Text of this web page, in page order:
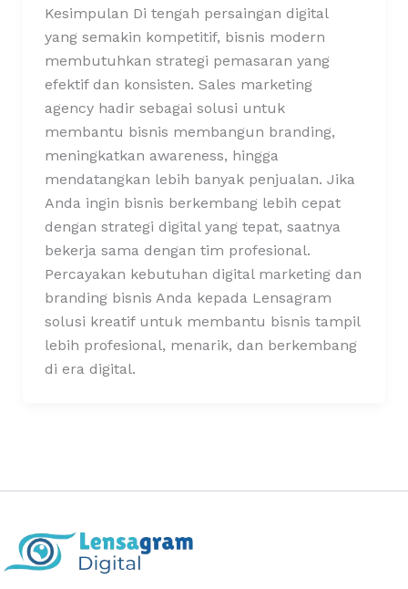
Kesimpulan Di tengah persaingan digital
yang semakin kompetitif, bisnis modern
membutuhkan strategi pemasaran yang
efektif dan konsisten. Sales marketing
agency hadir sebagai solusi untuk
membantu bisnis membangun branding,
meningkatkan awareness, hingga
mendatangkan lebih banyak penjualan. Jika
Anda ingin bisnis berkembang lebih cepat
dengan strategi digital yang tepat, saatnya
bekerja sama dengan tim profesional.
Percayakan kebutuhan digital marketing dan
branding bisnis Anda kepada Lensagram
solusi kreatif untuk membantu bisnis tampil
lebih profesional, menarik, dan berkembang
di era digital.